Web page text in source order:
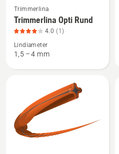
mer
information
Trimmerlina
Trimmerlina
Trimmerlina Opti Rund
4.0 (1)
Lindiameter
1,5 – 4 mm